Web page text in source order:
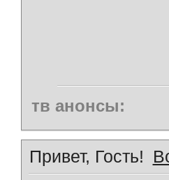
тв анонсы:
Привет, Гость!